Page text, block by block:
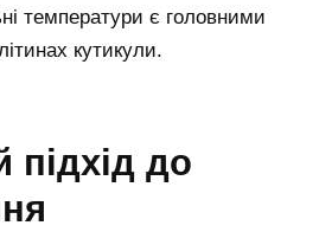
температури є головними
кутикули.